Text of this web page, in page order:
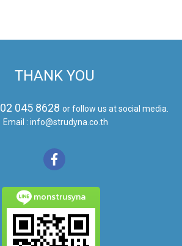
THANK YOU
02 045 8628 or follow us at social media.
Email : info@strudyna.co.th
monstrusyna